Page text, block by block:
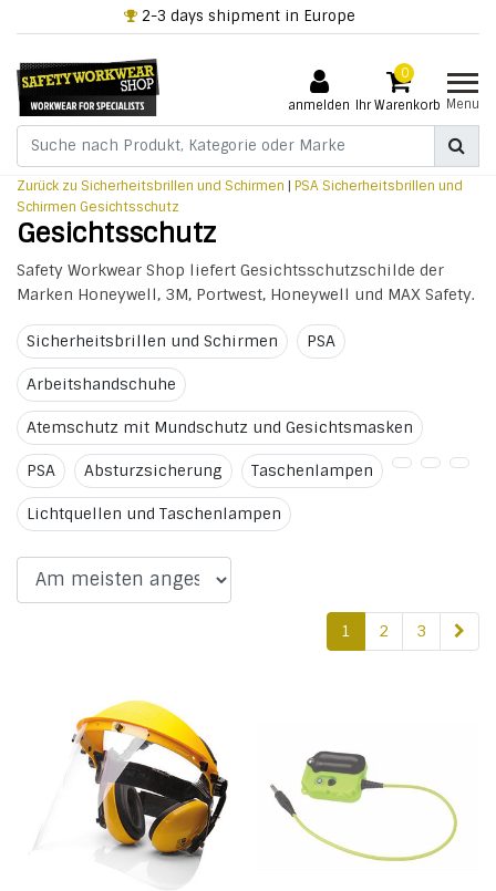
+32 3 318 94 61
anmelden
0
Ihr Warenkorb Menu
Zurück zu Sicherheitsbrillen und Schirmen | PSA Sicherheitsbrillen und
Schirmen Gesichtsschutz
Gesichtsschutz
Safety Workwear Shop liefert Gesichtsschutzschilde der
Marken Honeywell, 3M, Portwest, Honeywell und MAX Safety.
Sicherheitsbrillen und Schirmen PSA
Arbeitshandschuhe
Atemschutz mit Mundschutz und Gesichtsmasken
PSA Absturzsicherung Taschenlampen
Lichtquellen und Taschenlampen
1 2 3